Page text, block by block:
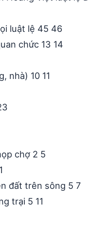
luật lệ 45 46
chức 13 14
nhà) 10 11
chợ 2 5
đất trên sông 5 7
trại 5 11